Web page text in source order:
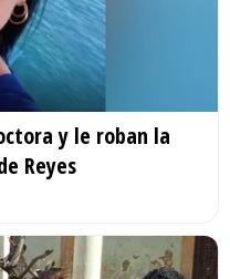
y le roban la
Reyes